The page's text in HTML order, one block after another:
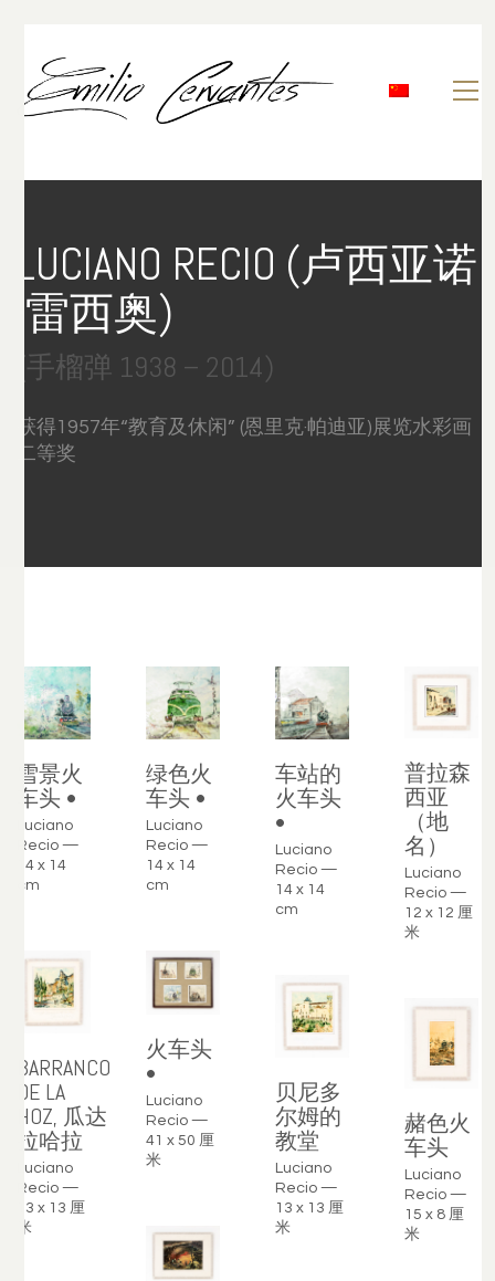
LUCIANO RECIO (卢西亚诺
·雷西奥)
(手榴弹 1938 – 2014)
获得1957年“教育及休闲” (恩里克·帕迪亚)展览水彩画
二等奖
雪景火
车头 •
Luciano
Recio —
14 x 14
cm
绿色火
车头 •
Luciano
Recio —
14 x 14
cm
车站的
火车头
•
Luciano
Recio —
14 x 14
cm
普拉森
西亚
（地
名）
Luciano
Recio —
12 x 12 厘
米
BARRANCO
DE LA
HOZ, 瓜达
拉哈拉
Luciano
Recio —
13 x 13 厘
米
火车头
•
Luciano
Recio —
41 x 50 厘
米
贝尼多
尔姆的
教堂
Luciano
Recio —
13 x 13 厘
米
赭色火
车头
Luciano
Recio —
15 x 8 厘
米